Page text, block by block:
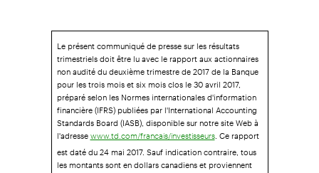
Le présent communiqué de presse sur les résultats
trimestriels doit être lu avec le rapport aux actionnaires
non audité du deuxième trimestre de 2017 de la Banque
pour les trois mois et six mois clos le 30 avril 2017,
préparé selon les Normes internationales d'information
financière (IFRS) publiées par l'International Accounting
Standards Board (IASB), disponible sur notre site Web à
l'adressewww.td.com/francais/investisseurs. Ce rapport
est daté du 24 mai 2017. Sauf indication contraire, tous
les montants sont en dollars canadiens et proviennent